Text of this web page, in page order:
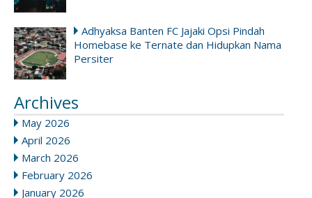
Adhyaksa Banten FC Jajaki Opsi Pindah
Homebase ke Ternate dan Hidupkan Nama
Persiter
Archives
May 2026
April 2026
March 2026
February 2026
January 2026